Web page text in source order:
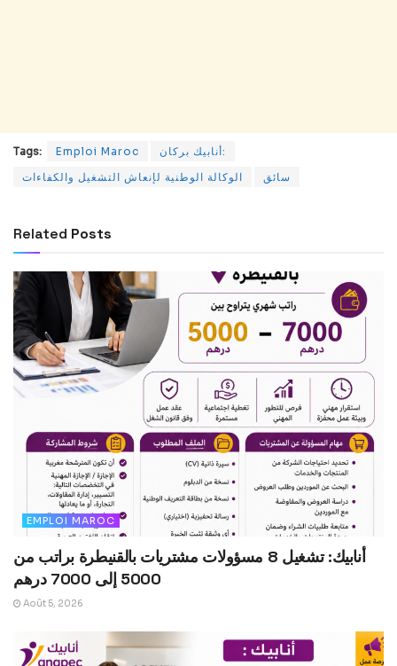
Tags: Emploi Maroc
أنابيك بركان:
الوكالة الوطنية لإنعاش التشغيل والكفاءات
سائق
Related Posts
EMPLOI MAROC
أنابيك: تشغيل 8 مسؤولات مشتريات بالقنيطرة براتب من
5000 إلى 7000 درهم
Août 5, 2026